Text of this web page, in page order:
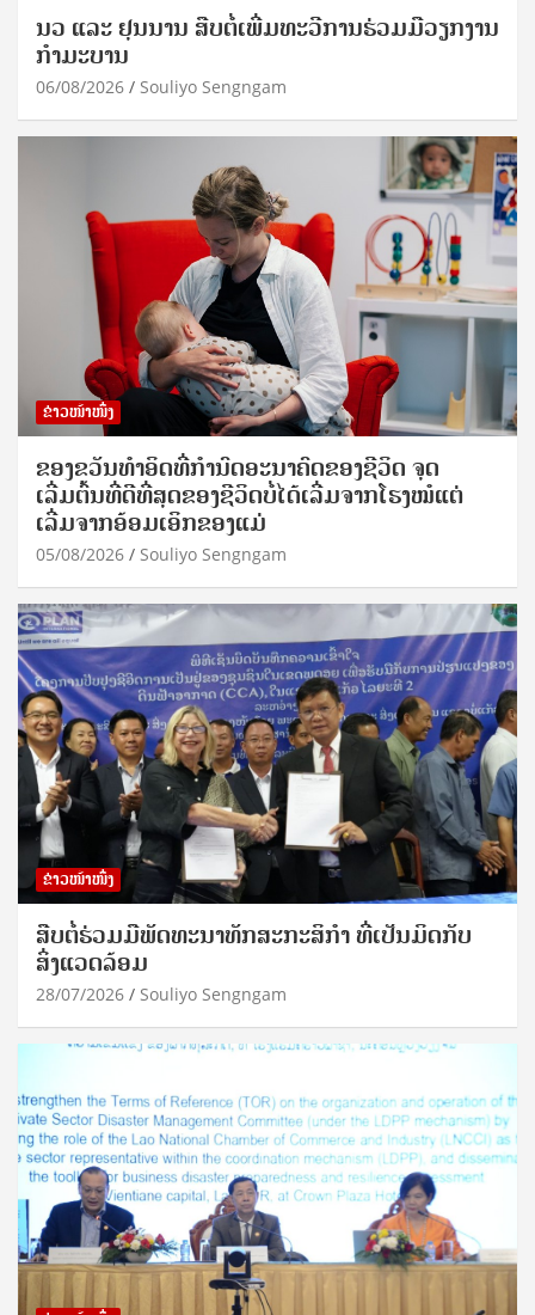
ນວ ແລະ ຢຸນນານ ສືບຕໍ່ເພີ່ມທະວີການຮ່ວມມືວຽກງານ
ກຳມະບານ
06/08/2026 Souliyo Sengngam
ຂ່າວໜ້າໜຶ່ງ
ຂອງຂວັນທໍາອິດທີ່ກໍານົດອະນາຄົດຂອງຊີວິດ ຈຸດ
ເລີ່ມຕົ້ນທີ່ດີທີ່ສຸດຂອງຊີວິດບໍ່ໄດ້ເລີ່ມຈາກໂຮງໝໍແຕ່
ເລີ່ມຈາກອ້ອມເອິກຂອງແມ່
05/08/2026 Souliyo Sengngam
ຂ່າວໜ້າໜຶ່ງ
ສືບຕໍ່ຮ່ວມມືພັດທະນາທັກສະກະສິກຳ ທີ່ເປັນມິດກັບ
ສິ່ງແວດລ້ອມ
28/07/2026 Souliyo Sengngam